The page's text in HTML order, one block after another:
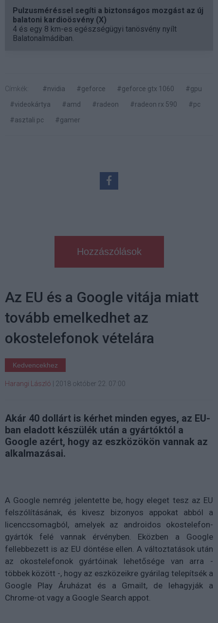
Pulzusméréssel segíti a biztonságos mozgást az új
balatoni kardioösvény (X)
4 és egy 8 km-es egészségügyi tanösvény nyílt
Balatonalmádiban.
Címkék: #nvidia #geforce #geforce gtx 1060
#gpu
#videokártya
#amd #radeon #radeon rx 590
#pc
#asztali pc
#gamer
Hozzászólások
Az EU és a Google vitája miatt
tovább emelkedhet az
okostelefonok vételára
Kedvencekhez
Harangi László | 2018 október 22. 07:00
Akár 40 dollárt is kérhet minden egyes, az EU-
ban eladott készülék után a gyártóktól a
Google azért, hogy az eszközökön vannak az
alkalmazásai.
A Google nemrég jelentette be, hogy eleget tesz az EU
felszólításának, és kivesz bizonyos appokat abból a
licenccsomagból, amelyek az androidos okostelefon-
gyártók felé vannak érvényben. Eközben a Google
fellebbezett is az EU döntése ellen. A változtatások után
az okostelefonok gyártóinak lehetősége van arra -
többek között -, hogy az eszközeikre gyárilag telepítsék a
Google Play Áruházat és a Gmailt, de lehagyják a
Chrome-ot vagy a Google Search appot.